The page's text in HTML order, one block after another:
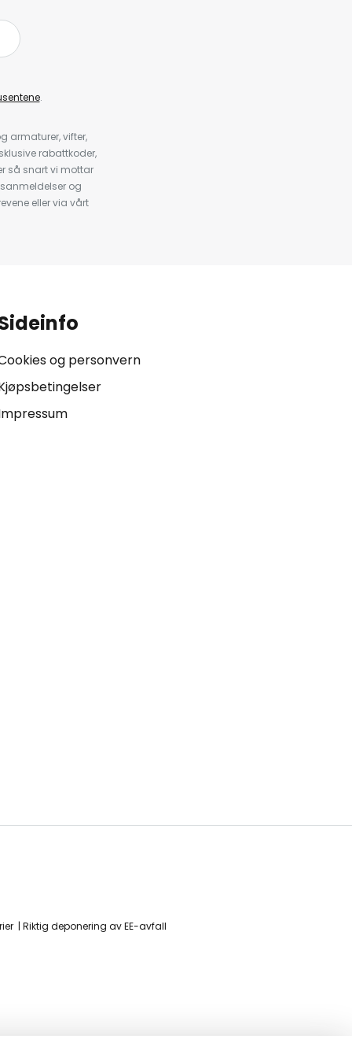
.
armaturer, vifter,
rabattkoder,
så snart vi mottar
og
eller via vårt
og personvern
Riktig deponering av EE-avfall